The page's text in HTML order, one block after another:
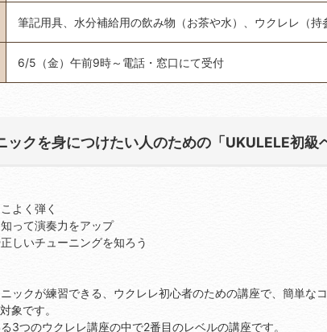
筆記用具、水分補給用の飲み物（お茶や水）、ウクレレ（持
6/5（金）午前9時～電話・窓口にて受付
ックを身につけたい人のための「UKULELE初級
よく弾く
って演奏力をアップ
しいチューニングを知ろう
ックが練習できる、ウクレレ初心者のための講座で、簡単な
象です。
3つのウクレレ講座の中で2番目のレベルの講座です。